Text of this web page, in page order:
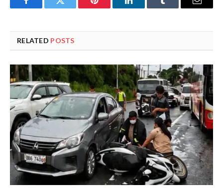
FacebookTwitter Pinterest LinkedInTumblr Email
RELATED POSTS